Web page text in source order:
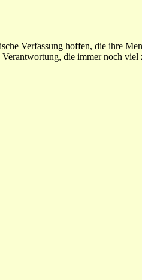
Verfassung hoffen, die ihre
die immer noch